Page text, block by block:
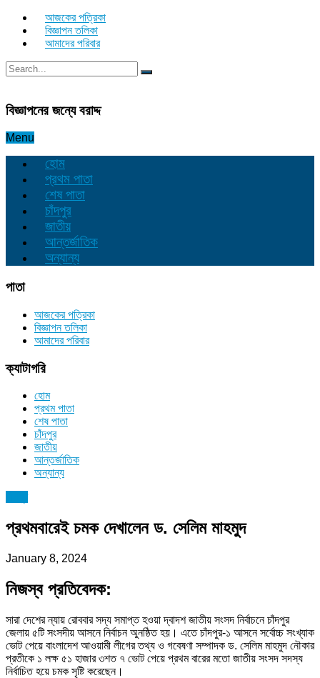
আজকের পত্রিকা
বিজ্ঞাপন তলিকা
আমাদের পরিবার
বিজ্ঞাপনের জন্যে বরাদ্দ
Menu
হোম
প্রথম পাতা
শেষ পাতা
চাঁদপুর
জাতীয়
আন্তর্জাতিক
অন্যান্য
পাতা
আজকের পত্রিকা
বিজ্ঞাপন তলিকা
আমাদের পরিবার
ক্যাটাগরি
হোম
প্রথম পাতা
শেষ পাতা
চাঁদপুর
জাতীয়
আন্তর্জাতিক
অন্যান্য
প্রথমবারেই চমক দেখালেন ড. সেলিম মাহমুদ
January 8, 2024
নিজস্ব প্রতিবেদক:
সারা দেশের ন্যায় রোববার সদ্য সমাপ্ত হওয়া দ্বাদশ জাতীয় সংসদ নির্বাচনে চাঁদপুর
জেলায় ৫টি সংসদীয় আসনে নির্বাচন অুনষ্ঠিত হয়। এতে চাঁদপুর-১ আসনে সর্বোচ্চ সংখ্যাক
ভোট পেয়ে বাংলাদেশ আওয়ামী লীগের তথ্য ও গবেষণা সম্পাদক ড. সেলিম মাহমুদ নৌকার
প্রতীকে ১ লক্ষ ৫১ হাজার ৩শত ৭ ভোট পেয়ে প্রথম বারের মতো জাতীয় সংসদ সদস্য
নির্বাচিত হয়ে চমক সৃষ্টি করেছেন।